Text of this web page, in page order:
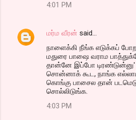
4:01 PM
மர்ம வீரன் said…
நாளைக்கி நீங்க எடுக்கப் போற
மதுரை பாஷை வராம
தான்னே இப்போ டிரண்டுன்னு'
சொன்னாக் கூட, நாங்க
கொங்கு பாசைல தான்
சொல்லிடுங்க.
4:03 PM